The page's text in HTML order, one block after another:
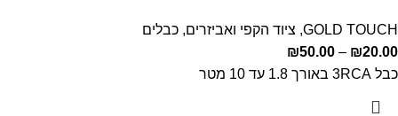
GOLD TOUCH
, ציוד הקפי ואביזרים, כבלים
₪20.00
–
₪50.00
כבל 3RCA באורך 1.8 עד 10 מטר